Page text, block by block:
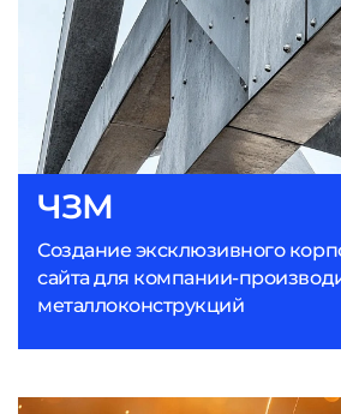
ЧЗМ
Создание эксклюзивного
сайта для компании-
металлоконструкций